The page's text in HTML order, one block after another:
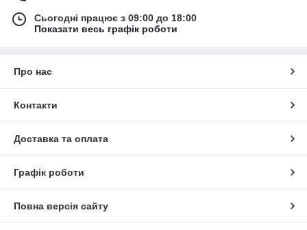
Сьогодні працює з 09:00 до 18:00
Показати весь графік роботи
Про нас
Контакти
Доставка та оплата
Графік роботи
Повна версія сайту